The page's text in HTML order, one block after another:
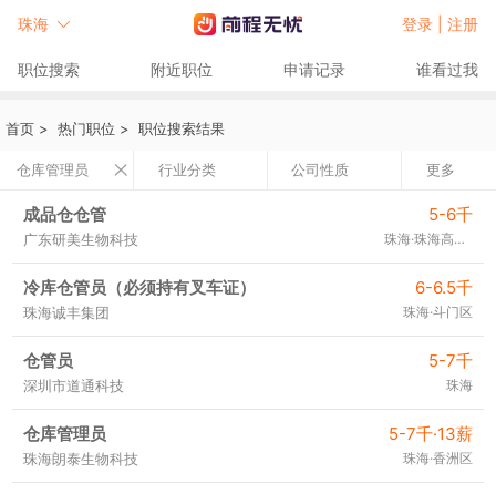
珠海 登录 | 注册
职位搜索 附近职位 申请记录 谁看过我
首页 > 热门职位 > 职位搜索结果
仓库管理员 行业分类 公司性质 更多
成品仓仓管 5-6千
广东研美生物科技 珠海·珠海高新区
冷库仓管员（必须持有叉车证） 6-6.5千
珠海诚丰集团 珠海·斗门区
仓管员 5-7千
深圳市道通科技 珠海
仓库管理员 5-7千·13薪
珠海朗泰生物科技 珠海·香洲区